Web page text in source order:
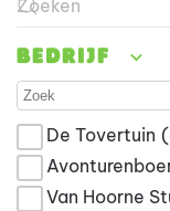
Bedrijf
De Tovertuin
Van Hoorne